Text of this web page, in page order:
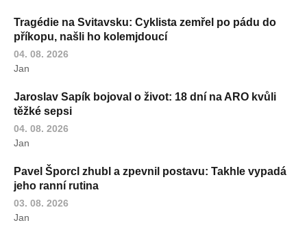
Tragédie na Svitavsku: Cyklista zemřel po pádu do
příkopu, našli ho kolemjdoucí
04. 08. 2026
Jan
Jaroslav Sapík bojoval o život: 18 dní na ARO kvůli
těžké sepsi
04. 08. 2026
Jan
Pavel Šporcl zhubl a zpevnil postavu: Takhle vypadá
jeho ranní rutina
03. 08. 2026
Jan